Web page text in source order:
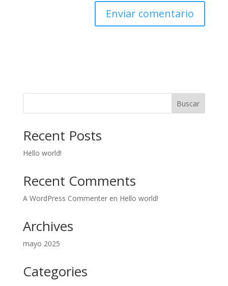
Buscar
Recent Posts
Hello world!
Recent Comments
A WordPress Commenteren Hello world!
Archives
mayo 2025
Categories